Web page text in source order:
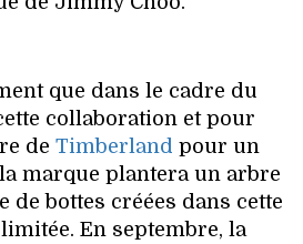
que dans le cadre du
collaboration et pour
de Timberland pour un
marque plantera un arbre
de bottes créées dans cette
En septembre, la